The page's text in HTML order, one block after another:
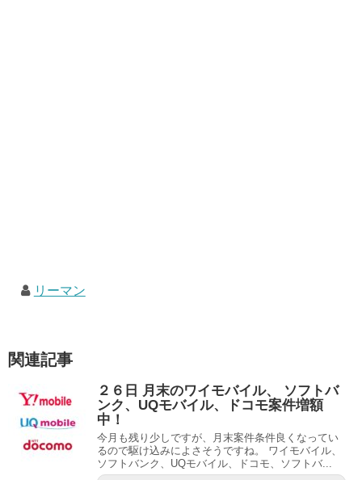
リーマン
関連記事
２６日 月末のワイモバイル、 ソフトバ
ンク、UQモバイル、ドコモ案件増額
中！
今月も残り少しですが、月末案件条件良くなってい
るので駆け込みによさそうですね。 ワイモバイル、
ソフトバンク、UQモバイル、ドコモ、ソフトバ...